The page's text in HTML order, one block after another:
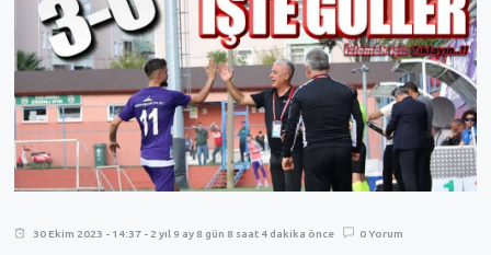
30 Ekim 2023 - 14:37 - 2 yıl 9 ay 8 gün 8 saat 4 dakika önce 0 Yorum